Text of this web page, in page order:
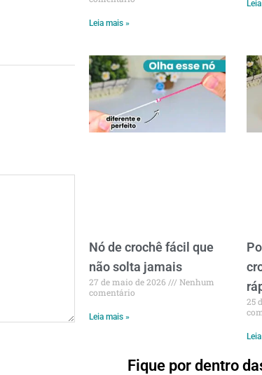
Leia mais »
Nó de crochê fácil que
não solta jamais
27 de maio de 2026
Nenhum
comentário
Leia mais »
25
Fique por dentro